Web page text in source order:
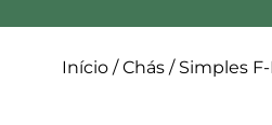
Início/Chás/ Simples